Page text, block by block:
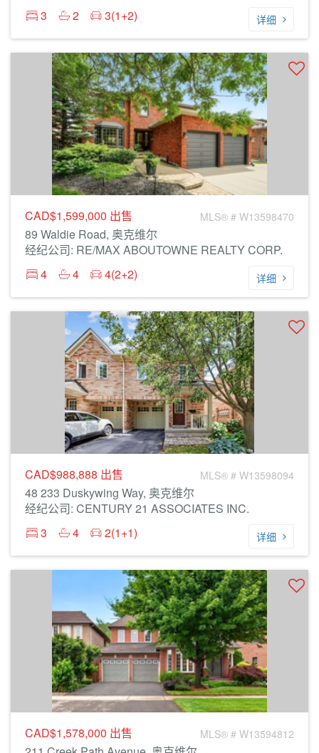
3
2 3(1+2) 详细
CAD$1,599,000 出售 MLS® # W13598470
89 Waldie Road, 奥克维尔
经纪公司: RE/MAX ABOUTOWNE REALTY CORP.
4
4 4(2+2) 详细
CAD$988,888 出售 MLS® # W13598094
48 233 Duskywing Way, 奥克维尔
经纪公司: CENTURY 21 ASSOCIATES INC.
3
4 2(1+1) 详细
CAD$1,578,000 出售 MLS® # W13594812